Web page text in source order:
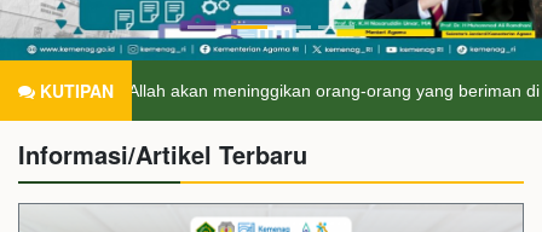
KUTIPAN
akan meninggikan orang-orang yang beriman di antaramu dan
Informasi/Artikel Terbaru